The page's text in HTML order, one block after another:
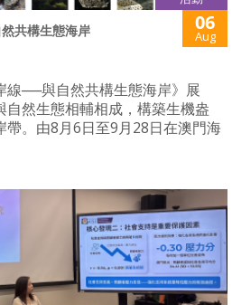
共構生態海岸 06
Aug
線──與自然共構生態海岸》展
自然生態相輔相成，構築生機盎
帶。由8月6日至9月28日在澳門海